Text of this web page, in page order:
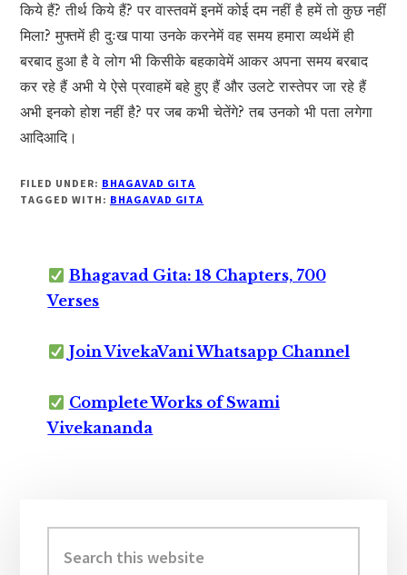
किये हैं? तीर्थ किये हैं? पर वास्तवमें इनमें कोई दम नहीं है हमें तो कुछ नहीं
मिला? मुफ्तमें ही दुःख पाया उनके करनेमें वह समय हमारा व्यर्थमें ही
बरबाद हुआ है वे लोग भी किसीके बहकावेमें आकर अपना समय बरबाद
कर रहे हैं अभी ये ऐसे प्रवाहमें बहे हुए हैं और उलटे रास्तेपर जा रहे हैं
अभी इनको होश नहीं है? पर जब कभी चेतेंगे? तब उनको भी पता लगेगा
आदिआदि।
FILED UNDER: BHAGAVAD GITA
TAGGED WITH: BHAGAVAD GITA
Bhagavad Gita: 18 Chapters, 700
Verses
Join VivekaVani Whatsapp Channel
Complete Works of Swami
Vivekananda
Sidebar
this